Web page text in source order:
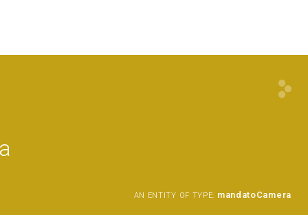
AN ENTITY OF TYPE: mandatoCamera